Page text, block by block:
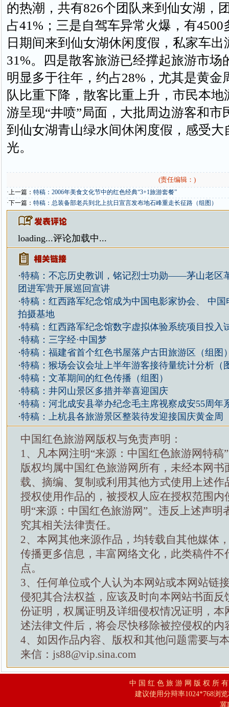
的热潮，共有826个团队来到仙女湖，
占41%；三是自驾车异常火爆，有4500
日期间来到仙女湖休闲度假，私家车出
31%。四是散客旅游已经撑起旅游市场
明显多于往年，约占28%，尤其是黄金
队比重下降，散客比重上升，市民本地
游呈现“井喷”局面，大批周边游客和市
到仙女湖青山绿水间休闲度假，感受大
光。
(责任编辑：)
·上一篇： 特稿：2006年美食文化节中的红色经典“3+1旅游套餐”
·下一篇： 特稿：总装备部老兵到北上抗日宣言发布地石峰重走长征路（组图）
loading...评论加载中...
·特稿：不忘历史教训，铭记烈士功勋——茅山老区
团进军营开展巡回宣讲
·特稿：红西路军纪念馆成为中国电影家协会、 中国
拍摄基地
·特稿：红西路军纪念馆数字虚拟体验系统项目投入
·特稿：三字经·中国梦
·特稿：福建省首个红色书屋落户古田旅游区（组图
·特稿：猴场会议会址上半年游客接待量统计分析（
·特稿：文革期间的红色传播（组图）
·特稿：井冈山景区多措并举喜迎国庆
·特稿：河北成安县举办纪念毛主席视察成安55周年
·特稿：上杭县各旅游景区整装待发迎接国庆黄金周
中国红色旅游网版权与免责声明：
1、凡本网注明“来源：中国红色旅游网特稿
版权均属中国红色旅游网所有，未经本网书
载、摘编、复制或利用其他方式使用上述作
授权使用作品的，被授权人应在授权范围内
明“来源：中国红色旅游网”。违反上述声明
究其相关法律责任。
2、本网其他来源作品，均转载自其他媒体
传播更多信息，丰富网络文化，此类稿件不
点。
3、任何单位或个人认为本网站或本网站链
侵犯其合法权益，应该及时向本网站书面反
份证明，权属证明及详细侵权情况证明，本
述法律文件后，将会尽快移除被控侵权的内
4、如因作品内容、版权和其他问题需要与
来信：js88@vip.sina.com
中 国 红 色 旅 游 网 版 权 所
建议使用分辩率1024*768浏
冀